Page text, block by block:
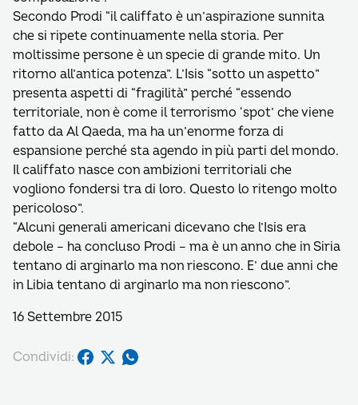
Secondo Prodi “il califfato è un’aspirazione sunnita
che si ripete continuamente nella storia. Per
moltissime persone è un specie di grande mito. Un
ritorno all’antica potenza”. L’Isis “sotto un aspetto”
presenta aspetti di “fragilità” perché “essendo
territoriale, non è come il terrorismo ‘spot’ che viene
fatto da Al Qaeda, ma ha un’enorme forza di
espansione perché sta agendo in più parti del mondo.
Il califfato nasce con ambizioni territoriali che
vogliono fondersi tra di loro. Questo lo ritengo molto
pericoloso”.
“Alcuni generali americani dicevano che l’Isis era
debole – ha concluso Prodi – ma è un anno che in Siria
tentano di arginarlo ma non riescono. E’ due anni che
in Libia tentano di arginarlo ma non riescono”.
16 Settembre 2015
Condividi: